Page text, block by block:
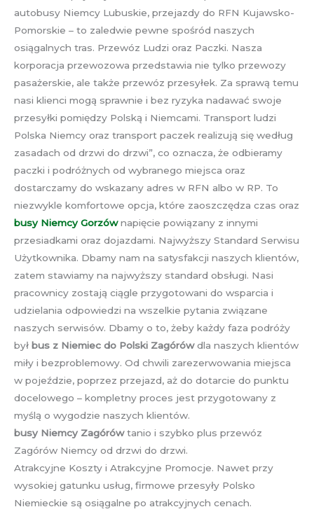
autobusy Niemcy Lubuskie, przejazdy do RFN Kujawsko-
Pomorskie – to zaledwie pewne spośród naszych
osiągalnych tras. Przewóz Ludzi oraz Paczki. Nasza
korporacja przewozowa przedstawia nie tylko przewozy
pasażerskie, ale także przewóz przesyłek. Za sprawą temu
nasi klienci mogą sprawnie i bez ryzyka nadawać swoje
przesyłki pomiędzy Polską i Niemcami. Transport ludzi
Polska Niemcy oraz transport paczek realizują się według
zasadach od drzwi do drzwi”, co oznacza, że odbieramy
paczki i podróżnych od wybranego miejsca oraz
dostarczamy do wskazany adres w RFN albo w RP. To
niezwykle komfortowe opcja, które zaoszczędza czas oraz
busy Niemcy Gorzównapięcie powiązany z innymi
przesiadkami oraz dojazdami. Najwyższy Standard Serwisu
Użytkownika. Dbamy nam na satysfakcji naszych klientów,
zatem stawiamy na najwyższy standard obsługi. Nasi
pracownicy zostają ciągle przygotowani do wsparcia i
udzielania odpowiedzi na wszelkie pytania związane
naszych serwisów. Dbamy o to, żeby każdy faza podróży
był bus z Niemiec do Polski Zagórówdla naszych klientów
miły i bezproblemowy. Od chwili zarezerwowania miejsca
w pojeździe, poprzez przejazd, aż do dotarcie do punktu
docelowego – kompletny proces jest przygotowany z
myślą o wygodzie naszych klientów.
busy Niemcy Zagórówtanio i szybko plus przewóz
Zagórów Niemcy od drzwi do drzwi.
Atrakcyjne Koszty i Atrakcyjne Promocje. Nawet przy
wysokiej gatunku usług, firmowe przesyły Polsko
Niemieckie są osiągalne po atrakcyjnych cenach.